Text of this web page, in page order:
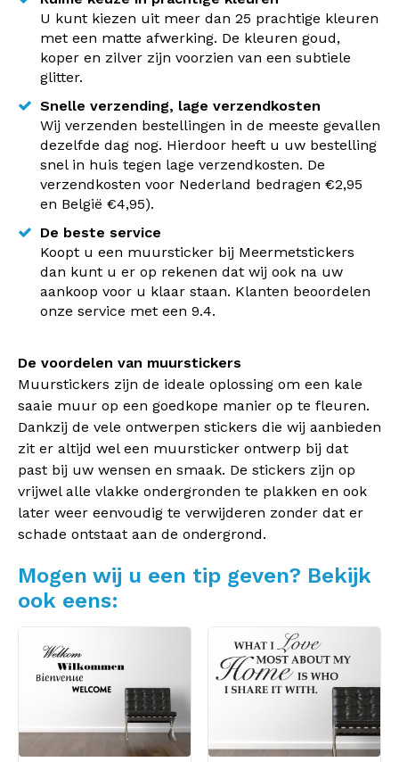
U kunt kiezen uit meer dan 25 prachtige kleuren
met een matte afwerking. De kleuren goud,
koper en zilver zijn voorzien van een subtiele
glitter.
Snelle verzending, lage verzendkosten
Wij verzenden bestellingen in de meeste gevallen
dezelfde dag nog. Hierdoor heeft u uw bestelling
snel in huis tegen lage verzendkosten. De
verzendkosten voor Nederland bedragen €2,95
en België €4,95).
De beste service
Koopt u een muursticker bij Meermetstickers
dan kunt u er op rekenen dat wij ook na uw
aankoop voor u klaar staan. Klanten beoordelen
onze service met een 9.4.
De voordelen van muurstickers
Muurstickers zijn de ideale oplossing om een kale
saaie muur op een goedkope manier op te fleuren.
Dankzij de vele ontwerpen stickers die wij aanbieden
zit er altijd wel een muursticker ontwerp bij dat
past bij uw wensen en smaak. De stickers zijn op
vrijwel alle vlakke ondergronden te plakken en ook
later weer eenvoudig te verwijderen zonder dat er
schade ontstaat aan de ondergrond.
Mogen wij u een tip geven? Bekijk
ook eens: